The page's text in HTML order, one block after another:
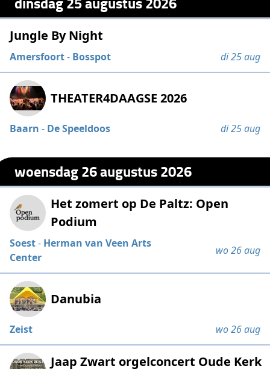
Jungle By Night
Amersfoort- Bosspot di 25 aug
THEATER4DAAGSE 2026
Baarn - De Speeldoos di 25 aug
woensdag 26 augustus 2026
Het zomert op De Paltz: Open
Podium
Soest- Herman van Veen Arts
Center
wo 26 aug
Danubia
Zeist wo 26 aug
Jaap Zwart orgelconcert Oude Kerk